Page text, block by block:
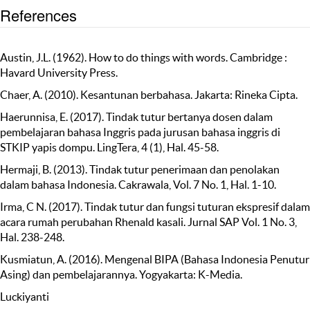
References
Austin, J.L. (1962). How to do things with words. Cambridge :
Havard University Press.
Chaer, A. (2010). Kesantunan berbahasa. Jakarta: Rineka Cipta.
Haerunnisa, E. (2017). Tindak tutur bertanya dosen dalam
pembelajaran bahasa Inggris pada jurusan bahasa inggris di
STKIP yapis dompu. LingTera, 4 (1), Hal. 45-58.
Hermaji, B. (2013). Tindak tutur penerimaan dan penolakan
dalam bahasa Indonesia. Cakrawala, Vol. 7 No. 1, Hal. 1-10.
Irma, C N. (2017). Tindak tutur dan fungsi tuturan ekspresif dalam
acara rumah perubahan Rhenald kasali. Jurnal SAP Vol. 1 No. 3,
Hal. 238-248.
Kusmiatun, A. (2016). Mengenal BIPA (Bahasa Indonesia Penutur
Asing) dan pembelajarannya. Yogyakarta: K-Media.
Luckiyanti